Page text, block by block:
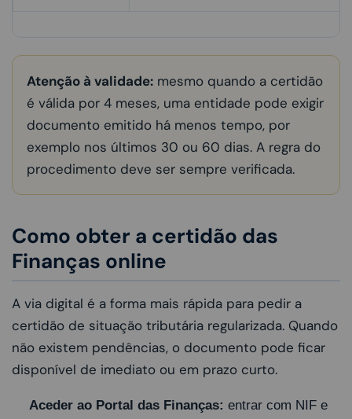
Atenção à validade: mesmo quando a certidão
é válida por 4 meses, uma entidade pode exigir
documento emitido há menos tempo, por
exemplo nos últimos 30 ou 60 dias. A regra do
procedimento deve ser sempre verificada.
Como obter a certidão das
Finanças online
A via digital é a forma mais rápida para pedir a
certidão de situação tributária regularizada. Quando
não existem pendências, o documento pode ficar
disponível de imediato ou em prazo curto.
Aceder ao Portal das Finanças: entrar com NIF e